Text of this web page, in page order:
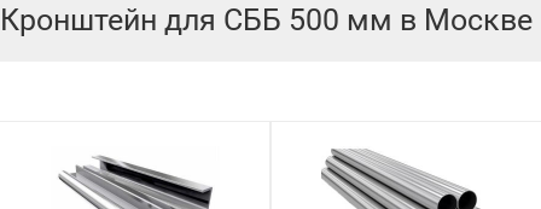
Кронштейн для СББ 500 мм в Москве